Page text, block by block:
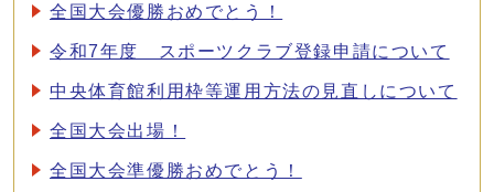
全国大会優勝おめでとう！
令和7年度 スポーツクラブ登録申請について
中央体育館利用枠等運用方法の見直しについて
全国大会出場！
全国大会準優勝おめでとう！